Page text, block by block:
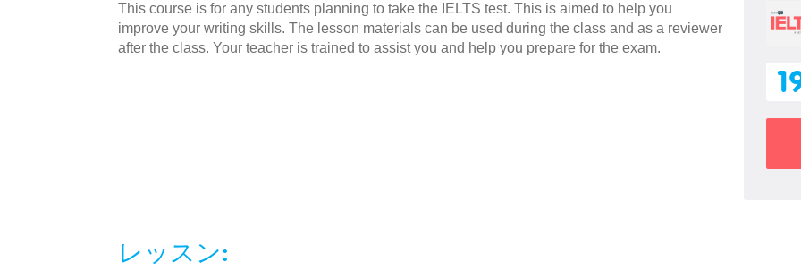
This course is for any students planning to take the IELTS test. This is aimed to help you
improve your writing skills. The lesson materials can be used during the class and as a reviewer
after the class. Your teacher is trained to assist you and help you prepare for the exam.
レッスン: